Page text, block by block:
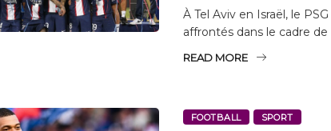
À Tel Aviv en Israël, le
affrontés dans le cadre de
READ MORE
FOOTBALL SPORT